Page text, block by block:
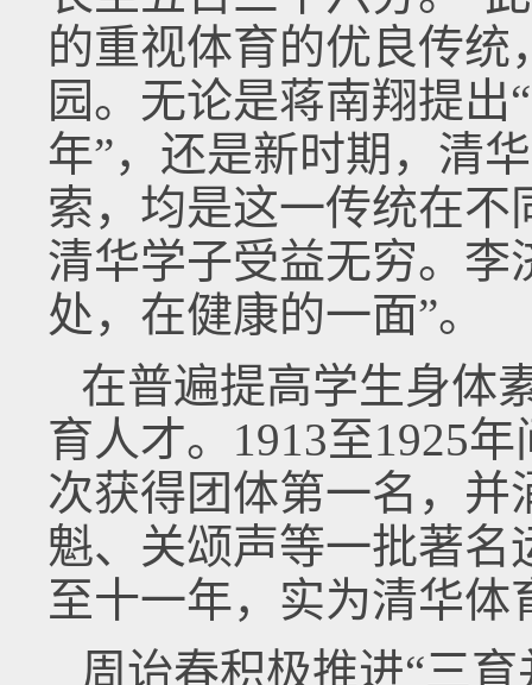
的重视体育的优良传
园。无论是蒋南翔提
年”，还是新时期，清
索，均是这一传统在
清华学子受益无穷。李
处，在健康的一面”。
在普遍提高学生身体
育人才。1913至1925
次获得团体第一名，
魁、关颂声等一批著名
至十一年，实为清华体
周诒春积极推进“三